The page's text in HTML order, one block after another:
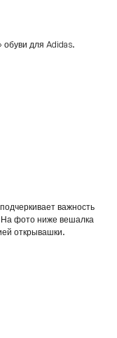
обуви для Adidas.
важность
На фото ниже вешалка
открывашки.